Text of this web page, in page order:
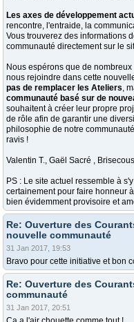
Les axes de développement
rencontre, l'entraide, la
Vous trouverez des informations
communauté directement sur le
Nous espérons que de
nous rejoindre dans cette
pas de remplacer les Ateliers,
communauté basé sur de
souhaitent à créer leur propre
de rôle afin de garantir une
philosophie de notre
ravis !
Valentin T., Gaël Sacré ,
PS : Le site actuel ressemble à
certainement pour faire honneur
bien évidemment provisoire et
Re: Ouverture des
nouvelle communauté
31 Jan 2017, 19:53
Bravo pour cette initiative et bon
Re: Ouverture des
communauté
31 Jan 2017, 20:51